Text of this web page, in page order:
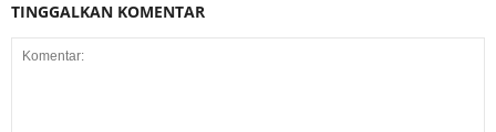
TINGGALKAN KOMENTAR